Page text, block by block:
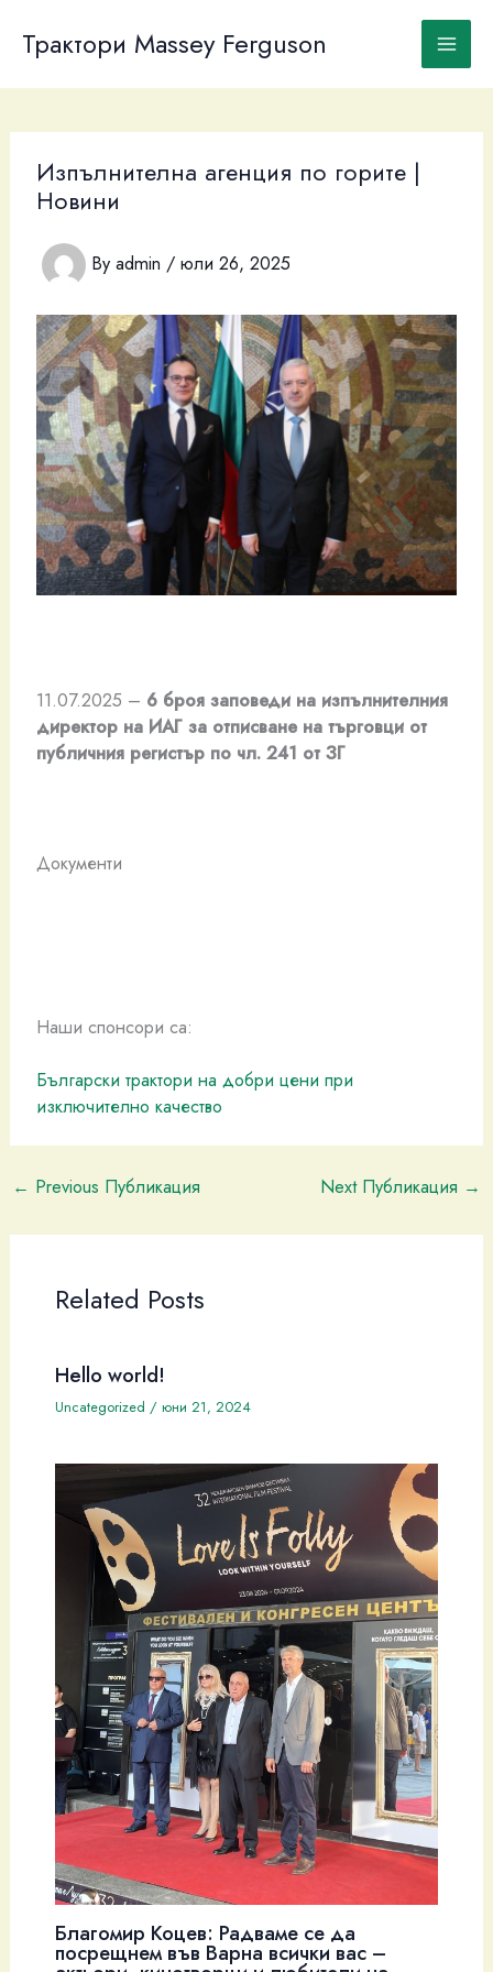
content
Трактори Massey Ferguson
Изпълнителна агенция по горите |
Новини
By admin / юли 26, 2025
11.07.2025 – 6 броя заповеди на изпълнителния
директор на ИАГ за отписване на търговци от
публичния регистър по чл. 241 от ЗГ
Документи
Наши спонсори са:
Български трактори на добри цени при
изключително качество
← Previous Публикация Next Публикация →
Related Posts
Hello world!
Uncategorized / юни 21, 2024
Благомир Коцев: Радваме се да
посрещнем във Варна всички вас –